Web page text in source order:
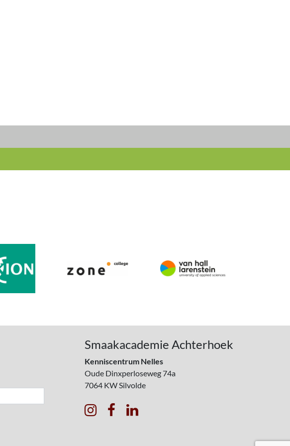
Smaakacademie Achterhoek
Kenniscentrum Nelles
Oude Dinxperloseweg 74a
7064 KWSilvolde
  